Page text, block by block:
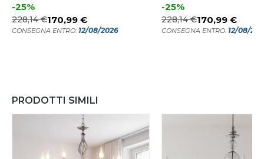
-25%
228,14 €170,99 €
CONSEGNA ENTRO: 12/08/2026
-25%
228,14 €170,99 €
CONSEGNA ENTRO: 12/08/
PRODOTTI SIMILI